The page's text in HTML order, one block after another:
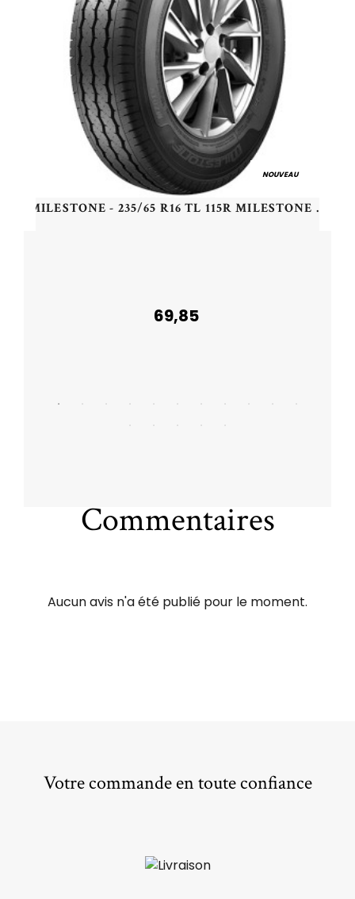
NOUVEAU
MILESTONE - 235/65 R16 TL 115R MILESTONE MZ01V - 2356516 - CBB
69,85
Commentaires
Aucun avis n'a été publié pour le moment.
Votre commande en toute confiance